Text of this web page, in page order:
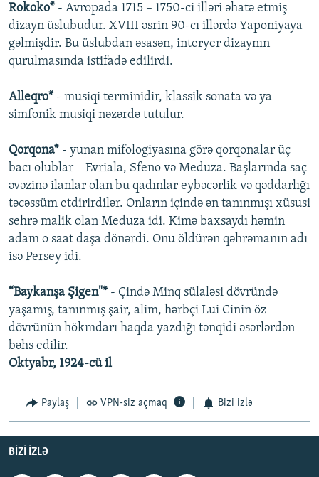
Rokoko* - Avropada 1715 – 1750-ci illəri əhatə etmiş
dizayn üslubudur. XVIII əsrin 90-cı illərdə Yaponiyaya
gəlmişdir. Bu üslubdan əsasən, interyer dizaynın
qurulmasında istifadə edilirdi.
Alleqro* - musiqi terminidir, klassik sonata və ya
simfonik musiqi nəzərdə tutulur.
Qorqona* - yunan mifologiyasına görə qorqonalar üç
bacı olublar – Evriala, Sfeno və Meduza. Başlarında saç
əvəzinə ilanlar olan bu qadınlar eybəcərlik və qəddarlığı
təcəssüm etdirirdilər. Onların içində ən tanınmışı xüsusi
sehrə malik olan Meduza idi. Kimə baxsaydı həmin
adam o saat daşa dönərdi. Onu öldürən qəhrəmanın adı
isə Persey idi.
“Baykanşa Şigen"* - Çində Minq sülaləsi dövründə
yaşamış, tanınmış şair, alim, hərbçi Lui Cinin öz
dövrünün hökmdarı haqda yazdığı tənqidi əsərlərdən
bəhs edilir.
Oktyabr, 1924-cü il
Paylaş VPN-siz açmaq Bizi izlə
BIZI IZLƏ